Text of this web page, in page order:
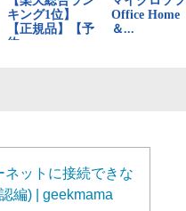
ットに接続できな
編) | geekmama